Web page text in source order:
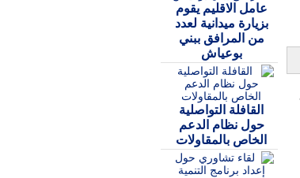
عامل الاقليم يقوم
بزيارة ميدانية لعدد
من المرافق ببني
بوعياش
القافلة التواصلية
حول نظام الدعم
الخاص بالمقاولات